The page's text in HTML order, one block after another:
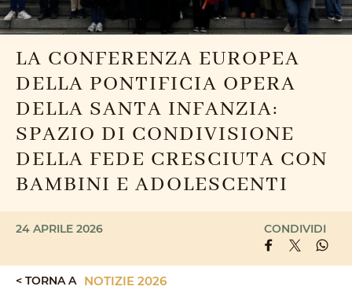
LA CONFERENZA EUROPEA
DELLA PONTIFICIA OPERA
DELLA SANTA INFANZIA:
SPAZIO DI CONDIVISIONE
DELLA FEDE CRESCIUTA CON
BAMBINI E ADOLESCENTI
24 APRILE 2026 CONDIVIDI
< TORNA A NOTIZIE 2026